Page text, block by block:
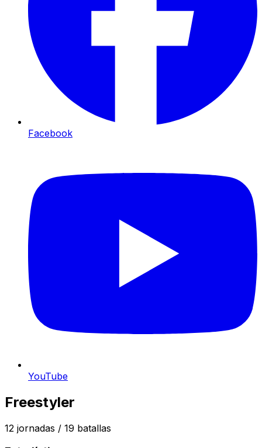
Facebook
YouTube
Freestyler
12 jornadas / 19 batallas